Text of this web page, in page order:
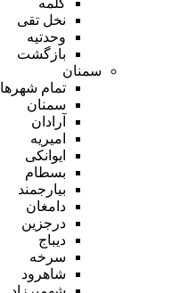
نخل تقی
وحدتیه
بازگشت
سمنان
تمام شهر‌ها
سمنان
آرادان
امیریه
ایوانکی
بسطام
بیارجمند
دامغان
درجزین
دیباج
سرخه
شاهرود